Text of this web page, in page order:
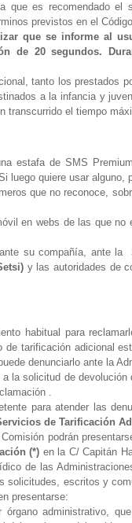
que es recomendado
previstos en el
que se informe al
de 20 segundos.
tanto los prestados
a la infancia y
transcurrido el tiempo
estafa de SMS
luego quiere usar alguno,
que no reconoce,
en webs de las que
su compañía, ante la
y las autoridades de
habitual para
de tarificación adicional
denunciarlo ante la
la solicitud de
.
para atender las
de Tarificación
podrán
(*) en la C/ Capitán
de las
solicitudes, escritos y
presentarse:
administrativo,